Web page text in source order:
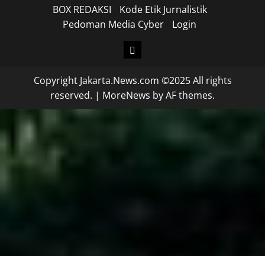
BOX REDAKSI
Kode Etik Jurnalistik
Pedoman Media Cyber
Login
Copyright Jakarta.News.com ©2025 All rights
reserved. | MoreNews by AF themes.